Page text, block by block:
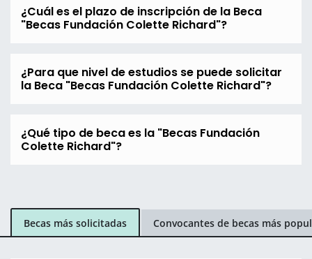
¿Cuál es el plazo de inscripción de la Beca
"Becas Fundación Colette Richard"?
¿Para que nivel de estudios se puede solicitar
la Beca "Becas Fundación Colette Richard"?
¿Qué tipo de beca es la "Becas Fundación
Colette Richard"?
Becas más solicitadas Convocantes de becas más